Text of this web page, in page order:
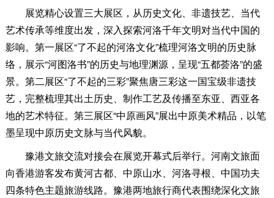
展览精心设置三大展区，从历史文化、非遗技艺、当代
艺术传承等维度出发，深入探索河洛千年文明对当代中国的
影响。第一展区“了不起的河洛文化”梳理河洛文明的历史脉
络，展示“河图洛书”的历史与地理渊源，呈现“五都荟洛”的盛
景。第二展区“了不起的三彩”聚焦唐三彩这一国宝级非遗技
艺，完整梳理其出土历史、制作工艺及传播至东亚、西亚各
地的艺术特征。第三展区“中原画风”展出中原美术精品，以笔
墨呈现中原历史文脉与当代风貌。
豫港文旅交流对接会在展览开幕式后举行。河南文旅面
向香港游客发布黄河古都、中原山水、河洛寻根、中国功夫
四条特色主题旅游线路。豫港两地旅行商代表围绕深化文旅